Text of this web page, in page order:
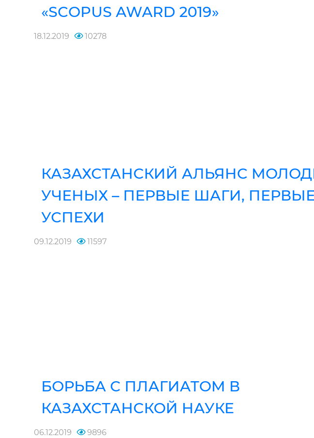
«SCOPUS AWARD 2019»
18.12.2019 10278
КАЗАХСТАНСКИЙ АЛЬЯНС
УЧЕНЫХ – ПЕРВЫЕ ШАГИ,
УСПЕХИ
09.12.2019 11597
БОРЬБА С ПЛАГИАТОМ В
КАЗАХСТАНСКОЙ НАУКЕ
06.12.2019 9896